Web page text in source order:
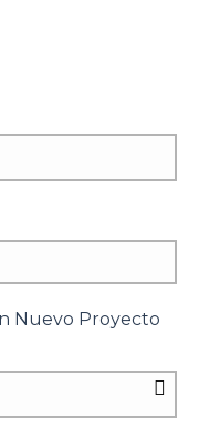
Nuevo Proyecto